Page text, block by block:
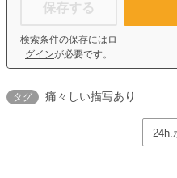
保存する
検索条件の保存には ロ
グインが必要です。
タグ 痛々しい描写あり